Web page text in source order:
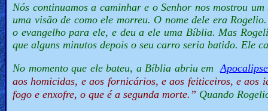
Nós continuamos a caminhar e o Senhor nos mostrou
uma visão de como ele morreu. O nome dele era
o evangelho para ele, e deu a ele uma Bíblia. Mas
que alguns minutos depois o seu carro seria batido. Ele
No momento que ele bateu, a Bíblia abriu em
aos homicidas, e aos fornicários, e aos feiticeiros, e aos
fogo e enxofre, o que é a segunda morte.” Quando